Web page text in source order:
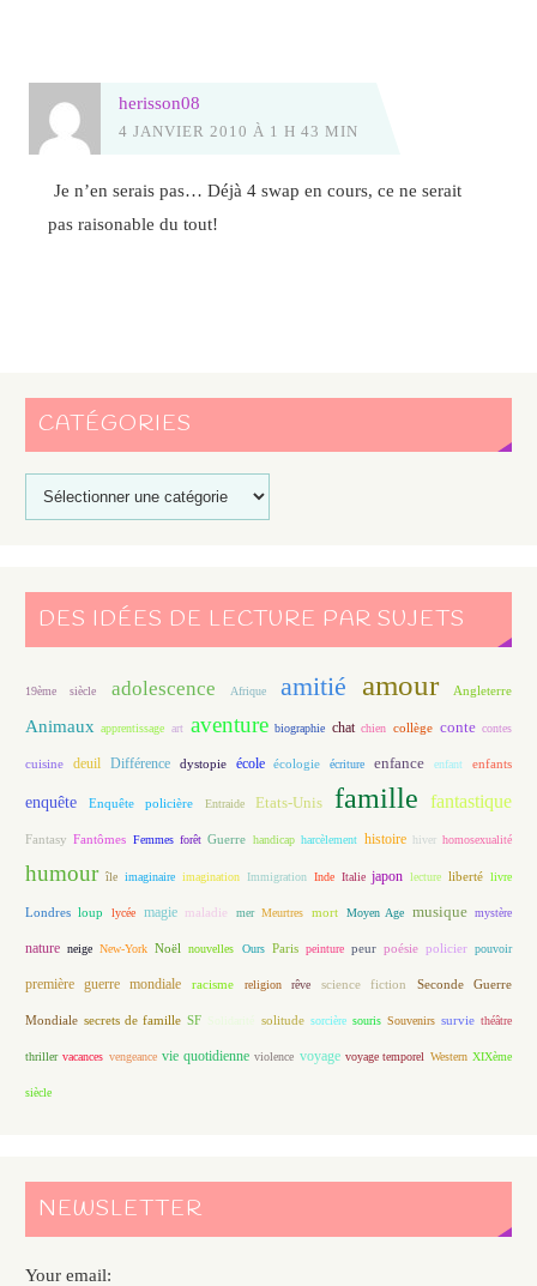
herisson08
4 JANVIER 2010 À 1 H 43 MIN
Je n’en serais pas… Déjà 4 swap en cours, ce ne serait
pas raisonable du tout!
CATÉGORIES
DES IDÉES DE LECTURE PAR SUJETS
19ème siècle adolescence Afrique amitié amour Angleterre
Animaux apprentissage art aventure biographie chat chien collège conte contes
cuisine deuil Différence dystopie école écologie écriture enfance enfant enfants
enquête Enquête policière Entraide Etats-Unis famille fantastique
Fantasy Fantômes Femmes forêt Guerre handicap harcèlement histoire hiver homosexualité
humour île imaginaire imagination Immigration Inde Italie japon lecture liberté livre
Londres loup lycée magie maladie mer Meurtres mort Moyen Age musique mystère
nature neige New-York Noël nouvelles Ours Paris peinture peur poésie policier pouvoir
première guerre mondiale racisme religion rêve science fiction Seconde Guerre
Mondiale secrets de famille SF solitude sorcière souris Souvenirs survie théâtre
thriller vacances vengeance vie quotidienne violence voyage voyage temporel Western XIXème
siècle
NEWSLETTER
Your email: